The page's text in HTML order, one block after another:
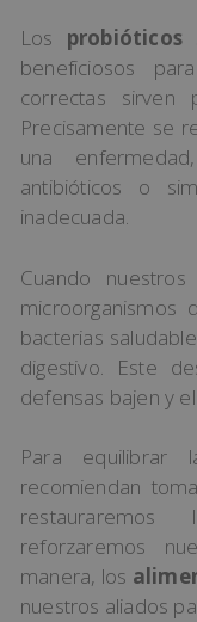
Los probióticos
beneficiosos
correctas sirven
Precisamente se
una
antibióticos o
inadecuada.
Cuando
microorganismos
bacterias
digestivo. Este
defensas bajen y
Para equilibrar
recomiendan
reforzaremos
manera, los
nuestros aliados